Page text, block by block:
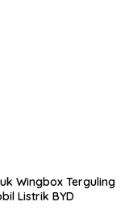
Wingbox Terguling
Listrik BYD